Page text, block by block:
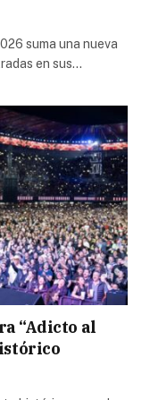
suma una nueva
en sus…
“Adicto al